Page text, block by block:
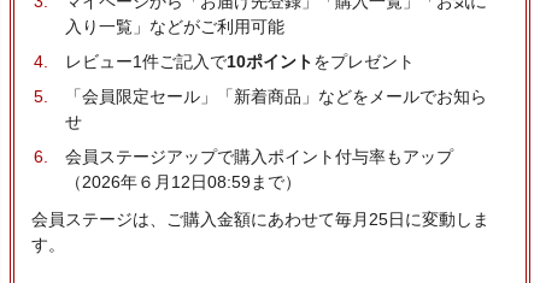
入り一覧」などがご利用可能
レビュー1件ご記入で10ポイントをプレゼント
「会員限定セール」「新着商品」などをメールでお知ら
せ
会員ステージアップで購入ポイント付与率もアップ
（2026年６月12日08:59まで）
会員ステージは、ご購入金額にあわせて毎月25日に変動しま
す。